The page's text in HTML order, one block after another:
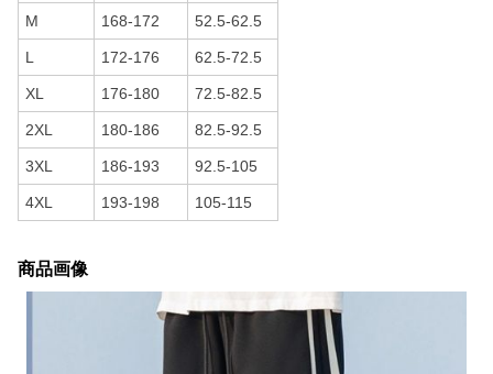
M 168-172 52.5-62.5
L 172-176 62.5-72.5
XL 176-180 72.5-82.5
2XL 180-186 82.5-92.5
3XL 186-193 92.5-105
4XL 193-198 105-115
商品画像